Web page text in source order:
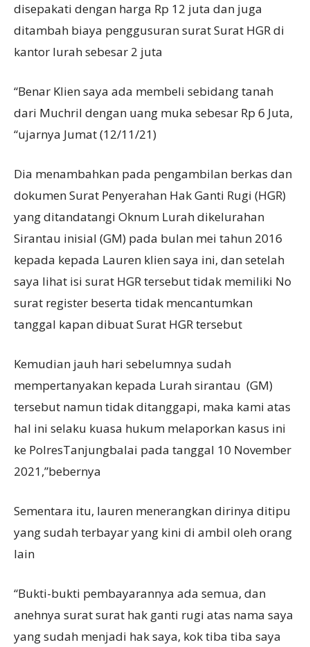
disepakati dengan harga Rp 12 juta dan juga
ditambah biaya penggusuran surat Surat HGR di
kantor lurah sebesar 2 juta
“Benar Klien saya ada membeli sebidang tanah
dari Muchril dengan uang muka sebesar Rp 6 Juta,
“ujarnya Jumat (12/11/21)
Dia menambahkan pada pengambilan berkas dan
dokumen Surat Penyerahan Hak Ganti Rugi (HGR)
yang ditandatangi Oknum Lurah dikelurahan
Sirantau inisial (GM) pada bulan mei tahun 2016
kepada kepada Lauren klien saya ini, dan setelah
saya lihat isi surat HGR tersebut tidak memiliki No
surat register beserta tidak mencantumkan
tanggal kapan dibuat Surat HGR tersebut
Kemudian jauh hari sebelumnya sudah
mempertanyakan kepada Lurah sirantau (GM)
tersebut namun tidak ditanggapi, maka kami atas
hal ini selaku kuasa hukum melaporkan kasus ini
ke PolresTanjungbalai pada tanggal 10 November
2021,”bebernya
Sementara itu, lauren menerangkan dirinya ditipu
yang sudah terbayar yang kini di ambil oleh orang
lain
“Bukti-bukti pembayarannya ada semua, dan
anehnya surat surat hak ganti rugi atas nama saya
yang sudah menjadi hak saya, kok tiba tiba saya